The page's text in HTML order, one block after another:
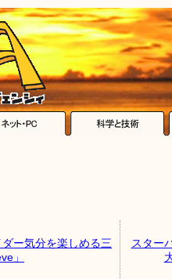
ー気分を楽しめる三
」
スター